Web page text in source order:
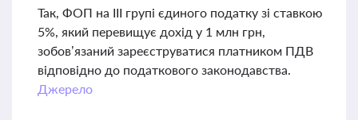
Так, ФОП на ІІІ групі єдиного податку зі ставкою
5%, який перевищує дохід у 1 млн грн,
зобов’язаний зареєструватися платником ПДВ
відповідно до податкового законодавства.
Джерело